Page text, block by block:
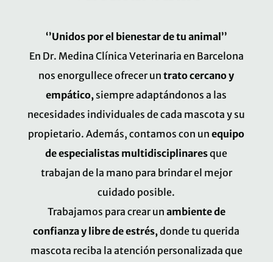
‘’Unidos por el bienestar de tu animal’’
En Dr. Medina Clínica Veterinaria en Barcelona
nos enorgullece ofrecer un trato cercano y
empático, siempre adaptándonos a las
necesidades individuales de cada mascota y su
propietario. Además, contamos con unequipo
de especialistas multidisciplinaresque
trabajan de la mano para brindar el mejor
cuidado posible.
Trabajamos para crear un ambiente de
confianza y libre de estrés,donde tu querida
mascota reciba la atención personalizada que